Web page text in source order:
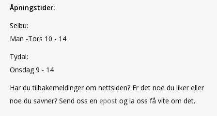
Åpningstider:
Selbu:
Man -Tors 10 - 14
Tydal:
Onsdag 9 - 14
Har du tilbakemeldinger om nettsiden? Er det noe du liker eller
noe du savner? Send oss en epost og la oss få vite om det.